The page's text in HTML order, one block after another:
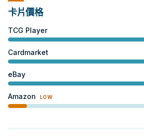
卡片價格
TCG Player
Cardmarket
eBay
Amazon LOW